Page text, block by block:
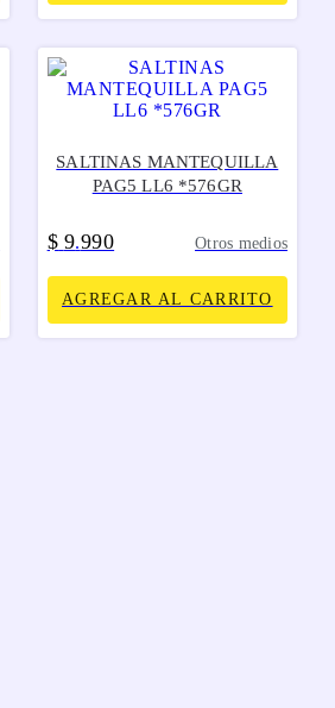
SALTINAS MANTEQUILLA
PAG5 LL6 *576GR
$ 9.990 Otros medios
AGREGAR AL CARRITO